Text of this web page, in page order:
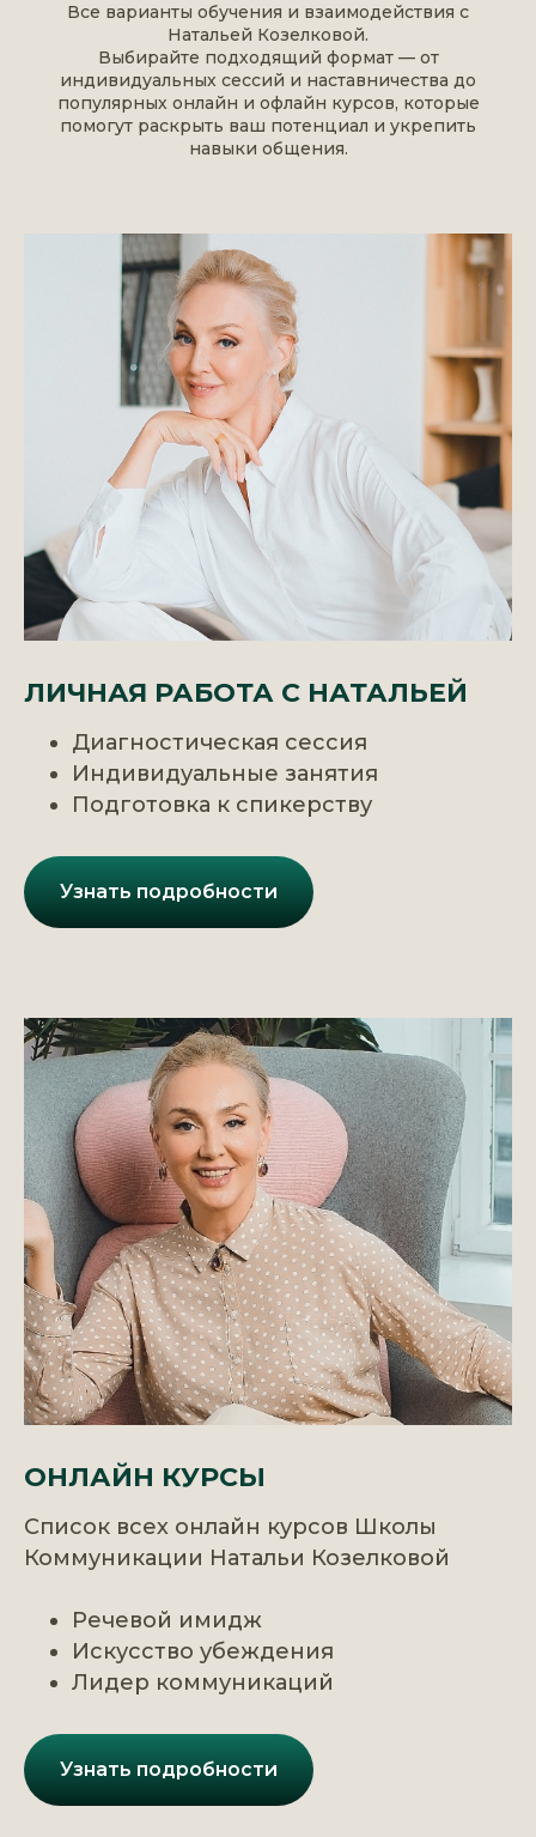
Все варианты обучения и взаимодействия с
Натальей Козелковой.
Выбирайте подходящий формат — от
индивидуальных сессий и наставничества до
популярных онлайн и офлайн курсов, которые
помогут раскрыть ваш потенциал и укрепить
навыки общения.
ЛИЧНАЯ РАБОТА С НАТАЛЬЕЙ
Диагностическая сессия
Индивидуальные занятия
Подготовка к спикерству
Узнать подробности
ОНЛАЙН КУРСЫ
Список всех онлайн курсов Школы
Коммуникации Натальи Козелковой
Речевой имидж
Искусство убеждения
Лидер коммуникаций
Узнать подробности